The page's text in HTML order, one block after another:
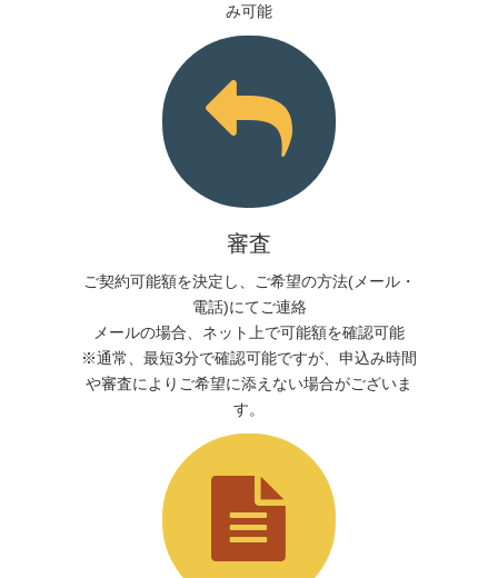
み可能
審査
ご契約可能額を決定し、ご希望の方法(メール・
電話)にてご連絡
メールの場合、ネット上で可能額を確認可能
※通常、最短3分で確認可能ですが、申込み時間
や審査によりご希望に添えない場合がございま
す。